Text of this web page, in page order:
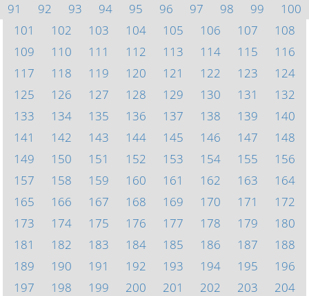
91
92 93 94 95 96 97 98 99
100
101
102 103 104 105 106 107
108
109
110 111 112 113 114 115
116
117
118 119 120 121 122 123
124
125
126 127 128 129 130 131
132
133
134 135 136 137 138 139
140
141
142 143 144 145 146 147
148
149
150 151 152 153 154 155
156
157
158 159 160 161 162 163
164
165
166 167 168 169 170 171
172
173
174 175 176 177 178 179
180
181
182 183 184 185 186 187
188
189
190 191 192 193 194 195
196
197
198 199 200 201 202 203
204